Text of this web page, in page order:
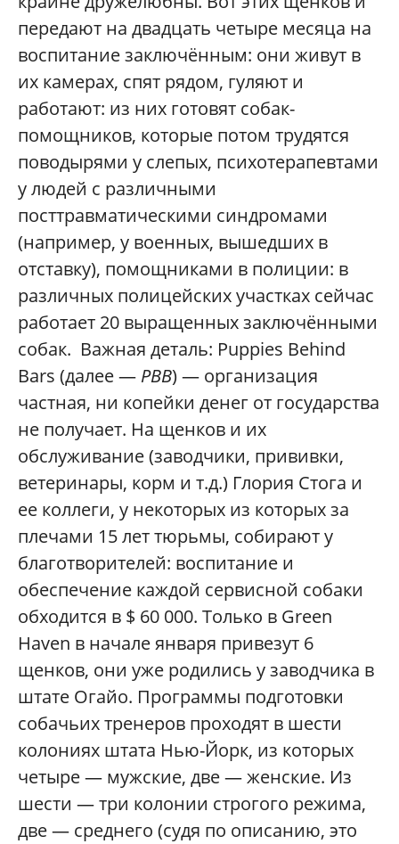
передают на двадцать четыре месяца на
воспитание заключённым: они живут в
их камерах, спят рядом, гуляют и
работают: из них готовят собак-
помощников, которые потом трудятся
поводырями у слепых, психотерапевтами
у людей с различными
посттравматическими синдромами
(например, у военных, вышедших в
отставку), помощниками в полиции: в
различных полицейских участках сейчас
работает 20 выращенных заключёнными
собак. Важная деталь: Puppies Behind
Bars (далее — PBB) — организация
частная, ни копейки денег от государства
не получает. На щенков и их
обслуживание (заводчики, прививки,
ветеринары, корм и т.д.) Глория Стога и
ее коллеги, у некоторых из которых за
плечами 15 лет тюрьмы, собирают у
благотворителей: воспитание и
обеспечение каждой сервисной собаки
обходится в $ 60 000. Только в Green
Haven в начале января привезут 6
щенков, они уже родились у заводчика в
штате Огайо. Программы подготовки
собачьих тренеров проходят в шести
колониях штата Нью-Йорк, из которых
четыре — мужские, две — женские. Из
шести — три колонии строгого режима,
две — среднего (судя по описанию, это